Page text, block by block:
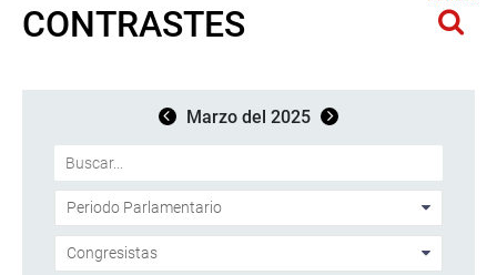
CONTRASTES
Marzo del 2025